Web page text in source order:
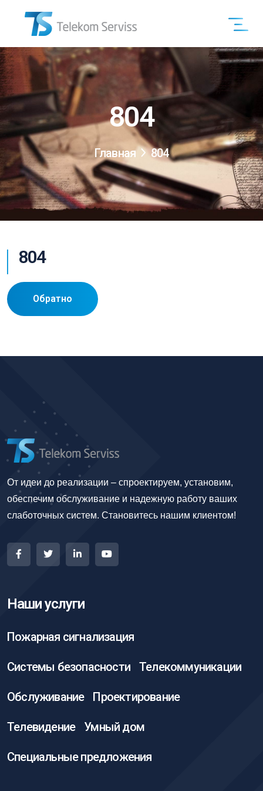
804
Главная 804
804
Обратно
От идеи до реализации – спроектируем, установим,
обеспечим обслуживание и надежную работу ваших
слаботочных систем. Становитесь нашим клиентом!
Наши услуги
Пожарная сигнализация
Системы безопасности Телекоммуникации
Обслуживание Проектирование
Телевидение Умный дом
Специальные предложения